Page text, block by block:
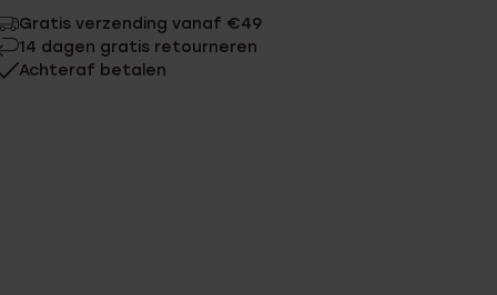
Gratis verzending vanaf €49
14 dagen gratis retourneren
Achteraf betalen